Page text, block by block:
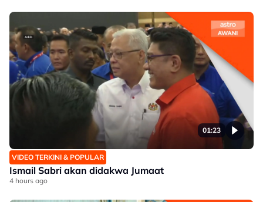
01:23
VIDEO TERKINI & POPULAR
Ismail Sabri akan didakwa Jumaat
4 hours ago